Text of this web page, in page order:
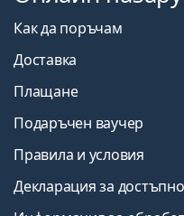
Как да поръчам
Доставка
Плащане
Подаръчен ваучер
Правила и условия
Декларация за